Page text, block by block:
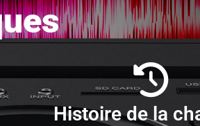
Histoire de la